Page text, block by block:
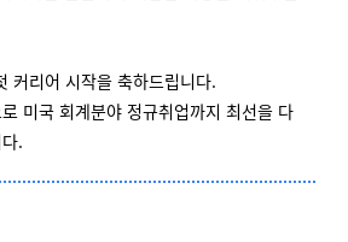
커리어 시작을 축하드립니다.
미국 회계분야 정규취업까지 최선을 다
.